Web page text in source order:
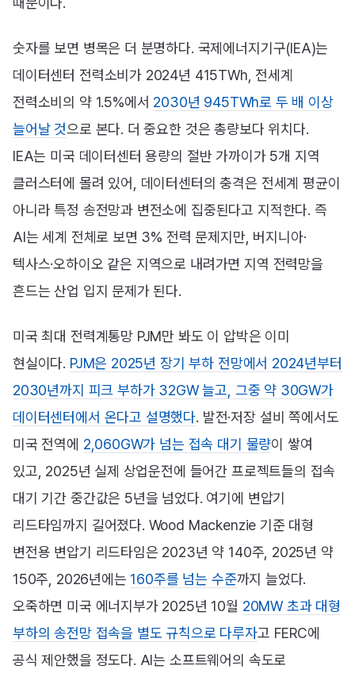
숫자를 보면 병목은 더 분명하다. 국제에너지기구(IEA)는
데이터센터 전력소비가 2024년 415TWh, 전세계
전력소비의 약 1.5%에서 2030년 945TWh로 두 배 이상
늘어날 것으로 본다. 더 중요한 것은 총량보다 위치다.
IEA는 미국 데이터센터 용량의 절반 가까이가 5개 지역
클러스터에 몰려 있어, 데이터센터의 충격은 전세계 평균이
아니라 특정 송전망과 변전소에 집중된다고 지적한다. 즉
AI는 세계 전체로 보면 3% 전력 문제지만, 버지니아·
텍사스·오하이오 같은 지역으로 내려가면 지역 전력망을
흔드는 산업 입지 문제가 된다.
미국 최대 전력계통망 PJM만 봐도 이 압박은 이미
현실이다. PJM은 2025년 장기 부하 전망에서 2024년부터
2030년까지 피크 부하가 32GW 늘고, 그중 약 30GW가
데이터센터에서 온다고 설명했다. 발전·저장 설비 쪽에서도
미국 전역에 2,060GW가 넘는 접속 대기 물량이 쌓여
있고, 2025년 실제 상업운전에 들어간 프로젝트들의 접속
대기 기간 중간값은 5년을 넘었다. 여기에 변압기
리드타임까지 길어졌다. Wood Mackenzie 기준 대형
변전용 변압기 리드타임은 2023년 약 140주, 2025년 약
150주, 2026년에는 160주를 넘는 수준까지 늘었다.
오죽하면 미국 에너지부가 2025년 10월 20MW 초과 대형
부하의 송전망 접속을 별도 규칙으로 다루자고 FERC에
공식 제안했을 정도다. AI는 소프트웨어의 속도로